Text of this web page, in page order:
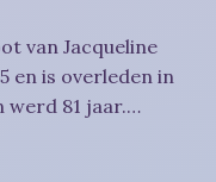
van Jacqueline
en is overleden in
werd 81 jaar.